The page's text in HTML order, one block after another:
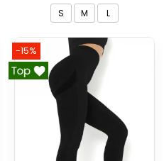
S
M L
-15%